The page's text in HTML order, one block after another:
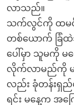
လာသည်။
သက်လွင်ကို ထမင်း
တစ်ယောက် ခြံထဲ
ပေါ်မှာ သူမကို
လိုက်လာမည်ကို မ
လည်း ခုံတန်းရှည်
ရင်း မနေ့က အက